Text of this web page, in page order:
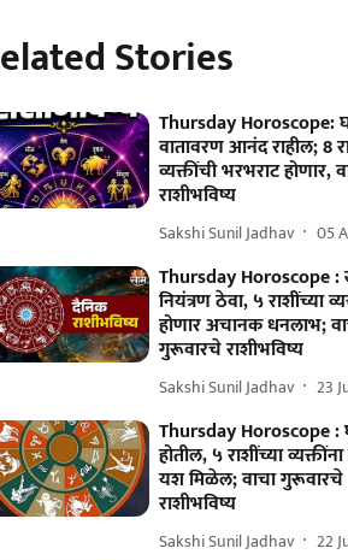
Stories
Thursday Horoscope:
वातावरण आनंद राहील; 8
व्यक्तींची भरभराट होणार,
राशीभविष्य
Sakshi Sunil Jadhav 05
Thursday Horoscope :
नियंत्रण ठेवा, ५ राशींच्या
होणार अचानक धनलाभ;
गुरूवारचे राशीभविष्य
Sakshi Sunil Jadhav 23
Thursday Horoscope :
होतील, ५ राशींच्या
यश मिळेल; वाचा गुरूवारचे
राशीभविष्य
Sakshi Sunil Jadhav 22